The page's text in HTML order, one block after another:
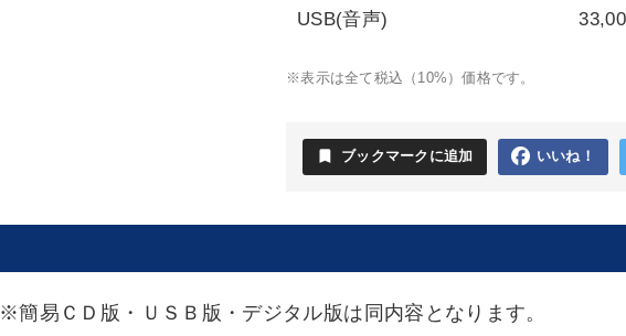
USB(音声)
※表示は全て税込（10%）価格です。
bookmark ブックマークに追加 いいね！
※簡易ＣＤ版・ＵＳＢ版・デジタル版は同内容となります。